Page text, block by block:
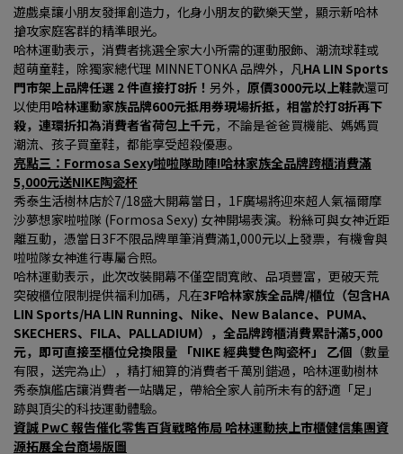
遊戲桌讓小朋友發揮創造力，化身小朋友的歡樂天堂，顯示新哈林
搶攻家庭客群的精準眼光。
哈林運動表示，消費者挑選全家大小所需的運動服飾、潮流球鞋或
超萌童鞋，除獨家總代理 MINNETONKA 品牌外，凡HA LIN Sports
門市架上品牌任選 2 件直接打8折！ 另外， 原價3000元以上鞋款還可
以使用哈林運動家族品牌600元抵用券現場折抵，相當於打8折再下
殺，連環折扣為消費者省荷包上千元，不論是爸爸買機能、媽媽買
潮流、孩子買童鞋，都能享受超殺優惠。
亮點三：Formosa Sexy啦啦隊助陣!哈林家族全品牌跨櫃消費滿
5,000元送NIKE陶瓷杯
秀泰生活樹林店於7/18盛大開幕當日，1F廣場將迎來超人氣福爾摩
沙夢想家啦啦隊 (Formosa Sexy) 女神開場表演。粉絲可與女神近距
離互動，憑當日3F不限品牌單筆消費滿1,000元以上發票，有機會與
啦啦隊女神進行專屬合照。
哈林運動表示，此次改裝開幕不僅空間寬敞、品項豐富，更破天荒
突破櫃位限制提供福利加碼，凡在3F哈林家族全品牌/櫃位（包含HA
LIN Sports/HA LIN Running、Nike、New Balance、PUMA、
SKECHERS、FILA、PALLADIUM），全品牌跨櫃消費累計滿5,000
元，即可直接至櫃位兌換限量 「NIKE 經典雙色陶瓷杯」 乙個 （數量
有限，送完為止），精打細算的消費者千萬別錯過，哈林運動樹林
秀泰旗艦店讓消費者一站購足，帶給全家人前所未有的舒適「足」
跡與頂尖的科技運動體驗。
資誠 PwC 報告催化零售百貨戰略佈局 哈林運動挾上市櫃健信集團資
源拓展全台商場版圖